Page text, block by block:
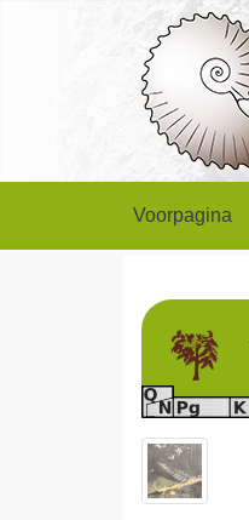
Voorpagina